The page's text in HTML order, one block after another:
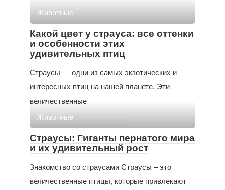
Животные
Какой цвет у страуса: все оттенки
и особенности этих
удивительных птиц
Страусы — одни из самых экзотических и
интересных птиц на нашей планете. Эти
величественные
Животные
Страусы: Гиганты пернатого мира
и их удивительный рост
Знакомство со страусами Страусы – это
величественные птицы, которые привлекают